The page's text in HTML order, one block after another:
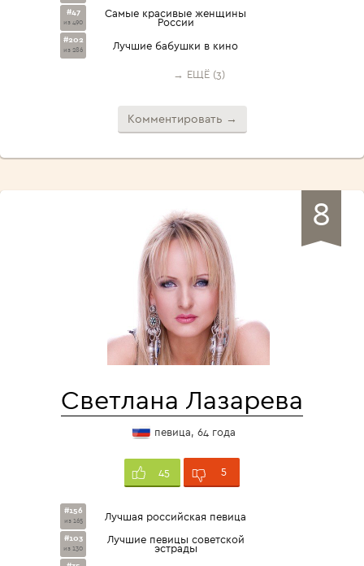
#47
из 490
Самые красивые женщины
России
#202
из 286 Лучшие бабушки в кино
→ ЕЩЁ (3)
Комментировать →
8
Светлана Лазарева
певица, 64 года
45 5
#156
из 165 Лучшая российская певица
#103
из 130
Лучшие певицы советской
эстрады